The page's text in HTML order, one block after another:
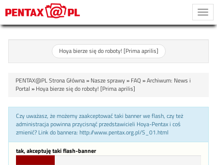
Hoya bierze się do roboty! [Prima aprilis]
PENTAX@PL Strona Główna» Nasze sprawy» FAQ»Archiwum: News i
Portal » Hoya bierze się do roboty! [Prima aprilis]
Czy uważasz, że możemy zaakceptować taki banner we flash, czy też
administracja powinna przycisnąć przedstawicieli Hoya-Pentax i coś
zmienić? Link do bannera: http://www.pentax.org.pl/S_01.html
tak, akceptuję taki flash-banner